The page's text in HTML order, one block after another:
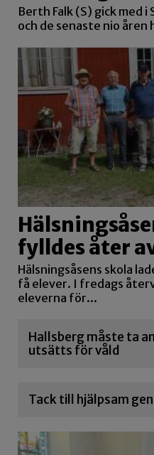
Berth Falk (S) gick med
och de senaste nio
fylldes åter
Hälsningsåsens skola
få elever. I fredags
eleverna för...
Hallsberg måste ta
utsätts för våld
Tack till hjälpsam